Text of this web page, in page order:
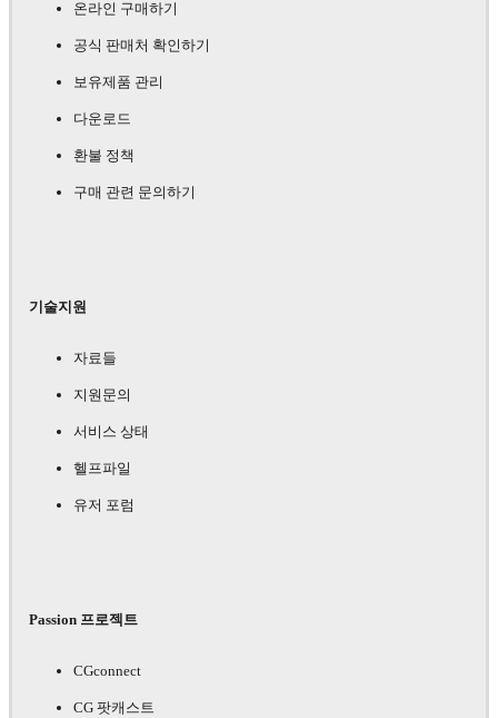
온라인 구매하기
공식 판매처 확인하기
보유제품 관리
다운로드
환불 정책
구매 관련 문의하기
기술지원
자료들
지원문의
서비스 상태
헬프파일
유저 포럼
Passion 프로젝트
CGconnect
CG 팟캐스트